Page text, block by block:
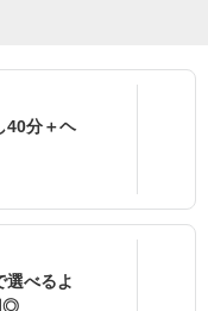
40分＋ヘ
選べるよ
◎